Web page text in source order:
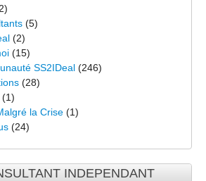
(5)
(2)
(15)
SS2IDeal (246)
(28)
(1)
la Crise (1)
(24)
INDEPENDANT